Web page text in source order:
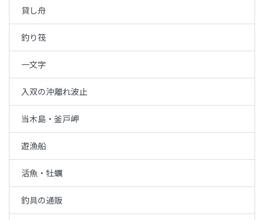
貸し舟
釣り筏
一文字
入双の沖離れ波止
当木島・釜戸岬
遊漁船
活魚・牡蠣
釣具の通販